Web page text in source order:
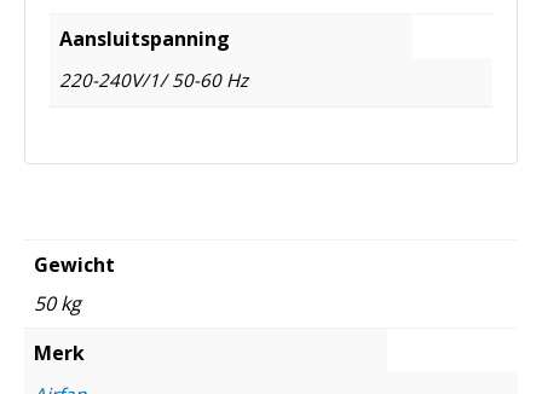
Aansluitspanning
220-240V/1/ 50-60 Hz
Gewicht
50 kg
Merk